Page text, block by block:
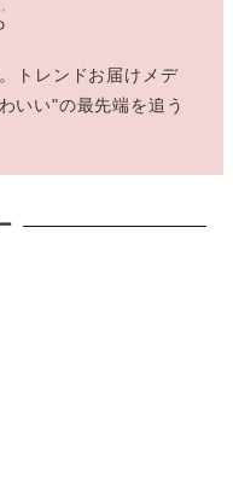
トレンドお届けメデ
いい"の最先端を追う